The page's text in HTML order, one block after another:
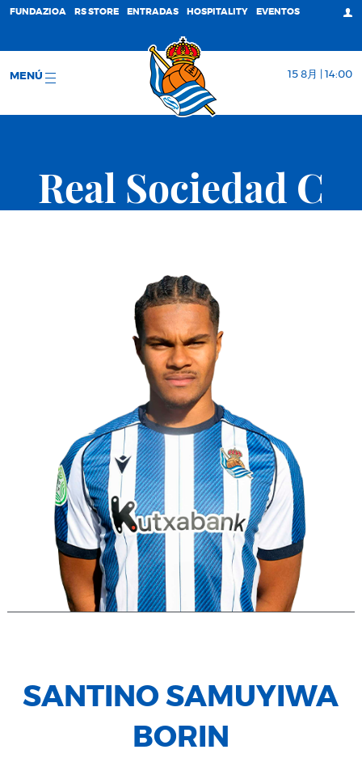
FUNDAZIOA RS STORE ENTRADAS HOSPITALITY EVENTOS
MENÚ 15 8月 | 14:00
Real Sociedad C
SANTINO SAMUYIWA
BORIN